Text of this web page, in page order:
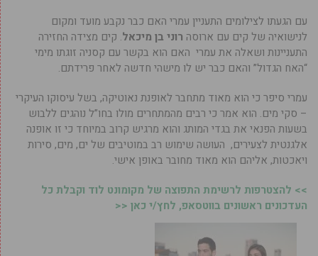
עם הגעתו לצילומים התעניין עמרי האם כבר נקבע מועד ומקום
לנישואיה של קים עם ארוסה רוני בן מיכאל. קים מצידה החזירה
התעניינות ושאלה את עמרי האם הוא בקשר עם קסניה זוגתו מימי
“האח הגדול” והאם כבר יש לו מישהי חדשה לאחר פרידתם.
עמרי סיפר כי הוא מאוד מתחבר לאופנת נאוטיקה, בשל עיסוקו העיקרי
– סקי מים. הוא אמר כי רבים מהמתחרים מולו בחו”ל נוהגים ללבוש
בשעות הפנאי את בגדי המותג והוא מרגיש קרוב במיוחד כי זו אופנה
אלגנטית לצעירים, העושה שימוש רב במוטיבים של ים, מים, סירות
ויאכטות, אליהם הוא מאוד מחובר באופן אישי.
>> להצטרפות לרשימת התפוצה של מקומונט לוד וקבלת כל
העדכונים ראשונים בווטסאפ, לחץ/י כאן <<